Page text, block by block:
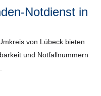
Notdienst in
von Lübeck bieten
und Notfallnummern